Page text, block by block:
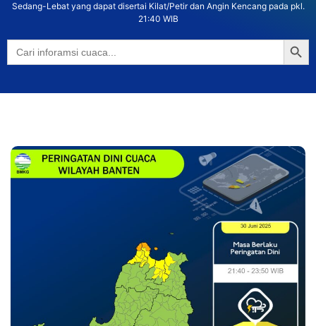
Sedang-Lebat yang dapat disertai Kilat/Petir dan Angin Kencang pada pkl.
21:40 WIB
Search
for: